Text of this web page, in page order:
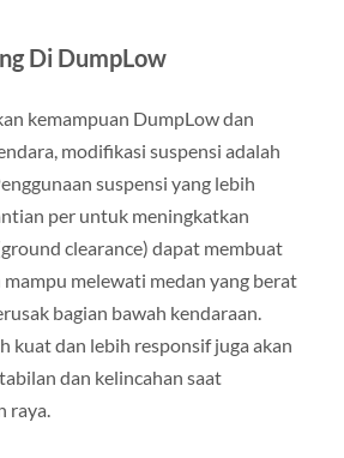
Di DumpLow
kemampuan DumpLow dan
modifikasi suspensi adalah
suspensi yang lebih
per untuk meningkatkan
clearance) dapat membuat
melewati medan yang berat
bagian bawah kendaraan.
kuat dan lebih responsif juga akan
dan kelincahan saat
raya.